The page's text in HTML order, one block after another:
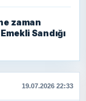
zaman
Sandığı
19.07.2026 22:33